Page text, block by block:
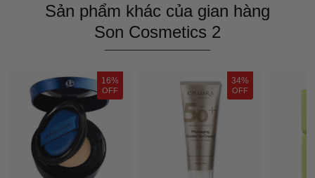
Sản phẩm khác của gian hàng
Son Cosmetics 2
16%
OFF
34%
OFF